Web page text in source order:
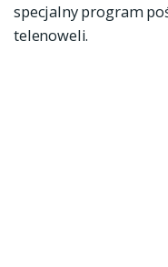
specjalny program
telenoweli.